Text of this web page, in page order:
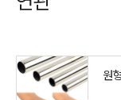
원